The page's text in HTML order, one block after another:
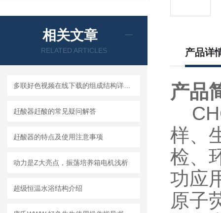
相关文章
RELATED ARTICLES
赶酸器赶酸的常见疑问解答
赶酸器的特点及使用注意事项
动力是Z大亮点，振荡培养箱电机浅析
超级恒温水浴结构介绍
产品详
产品
样、
检、
功应
原子